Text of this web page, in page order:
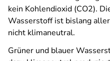
kein Kohlendioxid (CO2).
Wasserstoff ist bislang
nicht klimaneutral.
Grüner und blauer